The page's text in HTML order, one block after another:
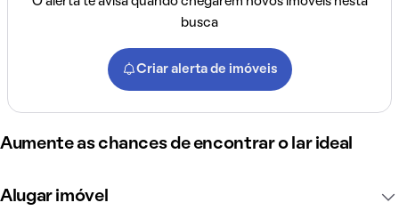
busca
Criar alerta de imóveis
Aumente as chances de encontrar o lar ideal
Alugar imóvel